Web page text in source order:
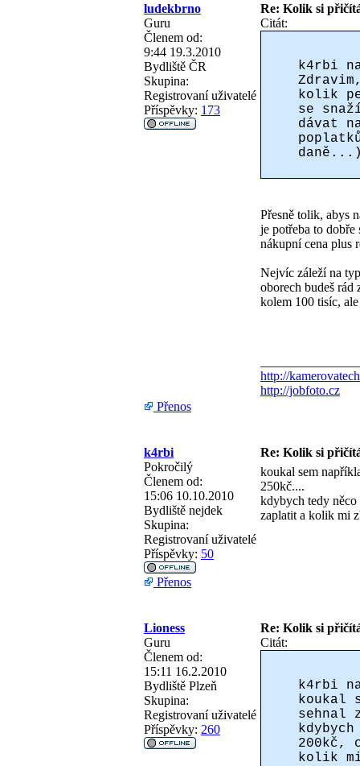
ludekbrno
Re: Kolik si
Guru
Členem od:
9:44 19.3.2010
Bydliště ČR
Skupina:
Registrovaní uživatelé
Příspěvky: 173
Citát:
k4rbi
kolik
se
dávat
Přesně tolik, abys
je potřeba to dobře
nákupní cena plus
Nejvíc záleží na
oborech budeš
kolem 100 tisíc,
http://
http://jobfoto.cz
Přenos
k4rbi
Re: Kolik si
Pokročilý
Členem od:
15:06 10.10.2010
Bydliště nejdek
Skupina:
Registrovaní uživatelé
Příspěvky: 50
koukal sem
250kč....
kdybych tedy něco
zaplatit a kolik mi
Přenos
Lioness
Re: Kolik si
Guru
Členem od:
15:11 16.2.2010
Bydliště Plzeň
Skupina:
Registrovaní uživatelé
Příspěvky: 260
Citát:
k4rbi
koukal
sehnal
200kč,
kolik